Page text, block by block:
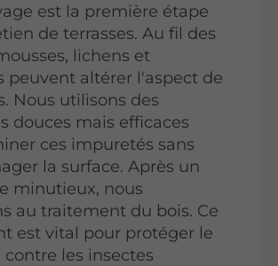
est la première étape
de terrasses. Au fil des
lichens et
peuvent altérer l'aspect de
Nous utilisons des
douces mais efficaces
ces impuretés sans
la surface. Après un
minutieux, nous
au traitement du bois. Ce
est vital pour protéger le
les insectes